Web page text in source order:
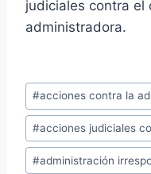
judiciales contra el
administradora.
Etiquetas
de
la
entrada:
#acciones contra la
#acciones judiciales
#administración